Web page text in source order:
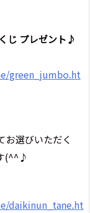
じ プレゼント♪
green_jumbo.ht
お選びいただく
(^^♪
daikinun_tane.ht